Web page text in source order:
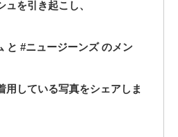
を引き起こし、
と #ニュージーンズ のメン
用している写真をシェアしま